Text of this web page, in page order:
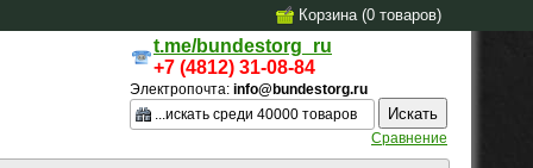
Корзина (0 товаров)
t.me/bundestorg_ru
+7 (4812) 31-08-84
Электропочта: info@bundestorg.ru
Сравнение